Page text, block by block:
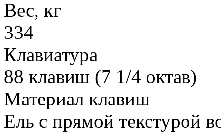
Вес, кг
334
Клавиатура
88 клавиш (7 1/4 октав)
Материал клавиш
Ель с прямой текстурой